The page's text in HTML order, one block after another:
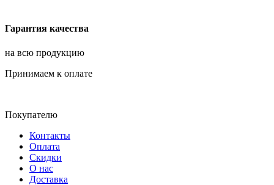
Гарантия качества
на всю продукцию
Принимаем к оплате
Покупателю
Контакты
Оплата
Скидки
О нас
Доставка